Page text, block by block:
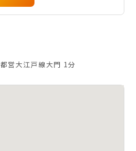
都営大江戸線大門 1分